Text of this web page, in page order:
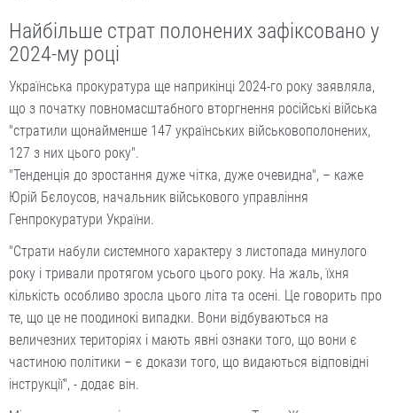
Найбільше страт полонених зафіксовано у
2024-му році
Українська прокуратура ще наприкінці 2024-го року заявляла,
що з початку повномасштабного вторгнення російські війська
"стратили щонайменше 147 українських військовополонених,
127 з них цього року".
"Тенденція до зростання дуже чітка, дуже очевидна", – каже
Юрій Бєлоусов, начальник військового управління
Генпрокуратури України.
"Страти набули системного характеру з листопада минулого
року і тривали протягом усього цього року. На жаль, їхня
кількість особливо зросла цього літа та осені. Це говорить про
те, що це не поодинокі випадки. Вони відбуваються на
величезних територіях і мають явні ознаки того, що вони є
частиною політики – є докази того, що видаються відповідні
інструкції", - додає він.